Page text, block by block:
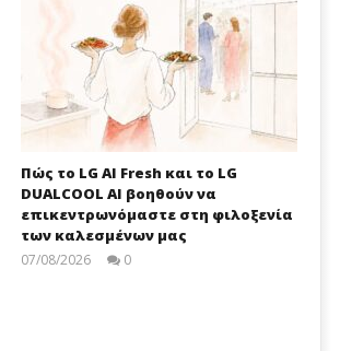
Πώς το LG AI Fresh και το LG
DUALCOOL AI βοηθούν να
επικεντρωνόμαστε στη φιλοξενία
των καλεσμένων μας
07/08/2026 0